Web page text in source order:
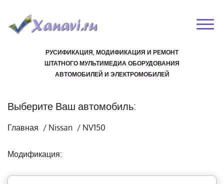
РУСИФИКАЦИЯ, МОДИФИКАЦИЯ И РЕМОНТ
ШТАТНОГО МУЛЬТИМЕДИА ОБОРУДОВАНИЯ
АВТОМОБИЛЕЙ И ЭЛЕКТРОМОБИЛЕЙ
Выберите Ваш автомобиль:
Главная / Nissan / NV150
Модификация: